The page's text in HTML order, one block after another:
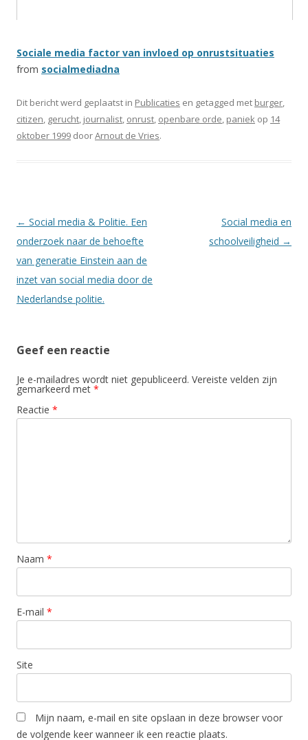
Sociale media factor van invloed op onrustsituaties
from socialmediadna
Dit bericht werd geplaatst in Publicaties en getagged met burger,
citizen, gerucht, journalist, onrust, openbare orde, paniek op 14
oktober 1999 doorArnout de Vries.
Berichtnavigatie
← Social media & Politie. Een
onderzoek naar de behoefte
van generatie Einstein aan de
inzet van social media door de
Nederlandse politie.
Social media en
schoolveiligheid →
Geef een reactie
Je e-mailadres wordt niet gepubliceerd. Vereiste velden zijn
gemarkeerd met *
Reactie *
Naam *
E-mail *
Site
Mijn naam, e-mail en site opslaan in deze browser voor
de volgende keer wanneer ik een reactie plaats.